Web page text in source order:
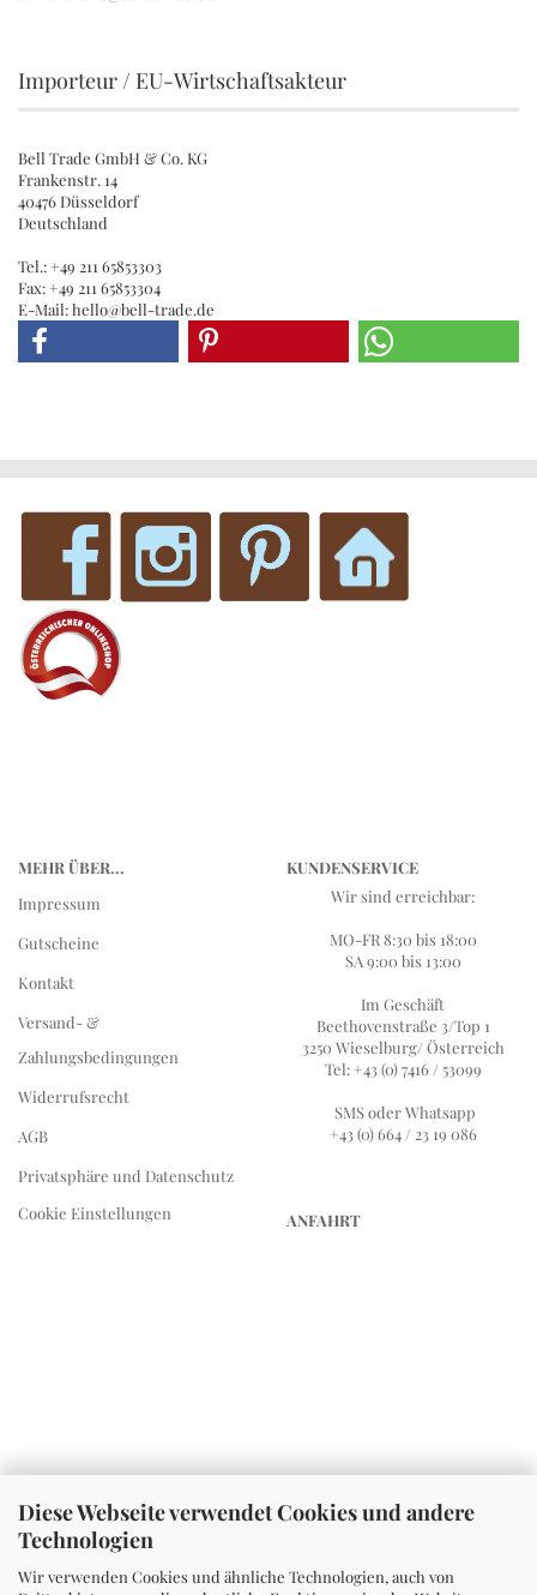
Diese Webseite verwendet Cookies und andere
Technologien
Wir verwenden Cookies und ähnliche Technologien, auch von
Importeur / EU-Wirtschaftsakteur
Bell Trade GmbH & Co. KG
Frankenstr. 14
40476 Düsseldorf
Deutschland
Tel.: +49 211 65853303
Fax: +49 211 65853304
E-Mail: hello@bell-trade.de
MEHR ÜBER...
Impressum
Gutscheine
Kontakt
Versand- &
Zahlungsbedingungen
Widerrufsrecht
AGB
Privatsphäre und Datenschutz
Cookie Einstellungen
KUNDENSERVICE
Wir sind erreichbar:
MO-FR 8:30 bis 18:00
SA 9:00 bis 13:00
Im Geschäft
Beethovenstraße 3/Top 1
3250 Wieselburg/ Österreich
Tel: +43 (0) 7416 / 53099
SMS oder Whatsapp
+43 (0) 664 / 23 19 086
ANFAHRT